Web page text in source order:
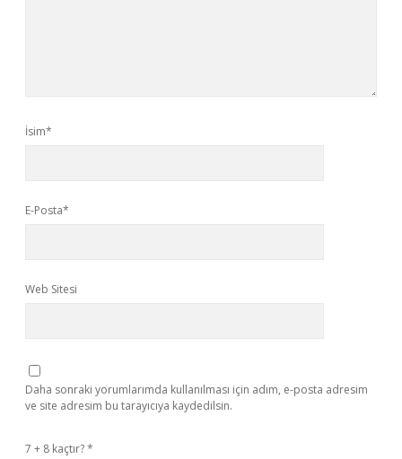
İsim*
E-Posta*
Web Sitesi
Daha sonraki yorumlarımda kullanılması için adım, e-posta adresim
ve site adresim bu tarayıcıya kaydedilsin.
7 + 8 kaçtır?*